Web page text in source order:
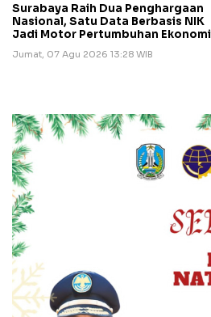
Surabaya Raih Dua Penghargaan
Nasional, Satu Data Berbasis NIK
Jadi Motor Pertumbuhan Ekonomi
Jumat, 07 Agu 2026 13:28 WIB